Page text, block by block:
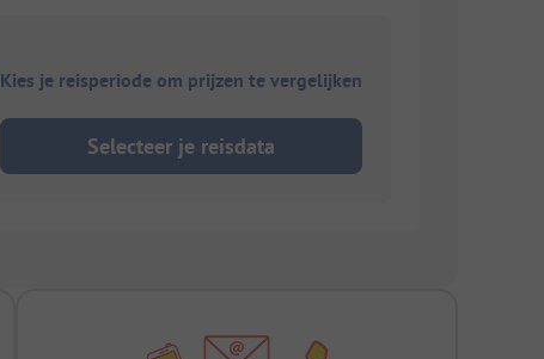
Kies je reisperiode om prijzen te vergelijken
Selecteer je reisdata